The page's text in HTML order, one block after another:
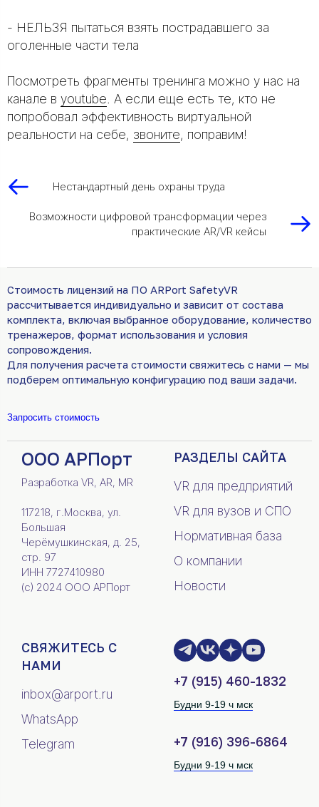
- НЕЛЬЗЯ пытаться взять пострадавшего за
оголенные части тела
Посмотреть фрагменты тренинга можно у нас на
канале в youtube . А если еще есть те, кто не
попробовал эффективность виртуальной
реальности на себе, звоните, поправим!
Нестандартный день охраны труда
Возможности цифровой трансформации через
практические AR/VR кейсы
Стоимость лицензий на ПО ARPort SafetyVR
рассчитывается индивидуально и зависит от состава
комплекта, включая выбранное оборудование, количество
тренажеров, формат использования и условия
сопровождения.
Для получения расчета стоимости свяжитесь с нами — мы
подберем оптимальную конфигурацию под ваши задачи.
Запросить стоимость
ООО АРПорт
Разработка VR, AR, MR
117218, г.Москва, ул.
Большая
Черёмушкинская, д. 25,
стр. 97
ИНН 7727410980
(c) 2024 ООО АРПорт
РАЗДЕЛЫ САЙТА
VR для предприятий
VR для вузов и СПО
Нормативная база
О компании
Новости
СВЯЖИТЕСЬ С
НАМИ
inbox@arport.ru
WhatsApp
Telegram
+7 (915) 460-1832
Будни 9-19 ч мск
+7 (916) 396-6864
Будни 9-19 ч мск